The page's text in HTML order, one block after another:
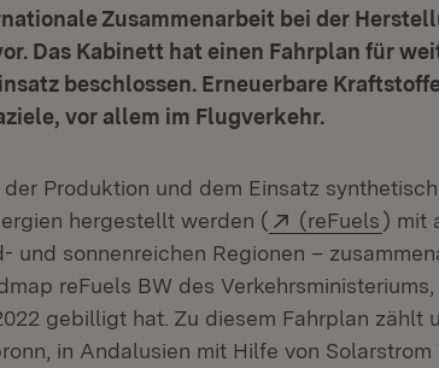
Zusammenarbeit bei der
Das Kabinett hat einen Fahrplan für
beschlossen. Erneuerbare
vor allem im Flugverkehr.
Produktion und dem Einsatz
hergestellt werden (
Extern:
(reFuels) mit
und sonnenreichen Regionen –
reFuels BW des
gebilligt hat. Zu diesem Fahrplan zählt
in Andalusien mit Hilfe von